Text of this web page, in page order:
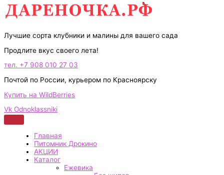
Лучшие сорта клубники и малины для вашего сада
Продлите вкус своего лета!
тел. +7 908 010 27 03
Почтой по России, курьером по Красноярску
Купить на WildBerries
Vk Odnoklassniki
Главная
Питомник Дрокино
АКЦИИ
Каталог
Ежевика